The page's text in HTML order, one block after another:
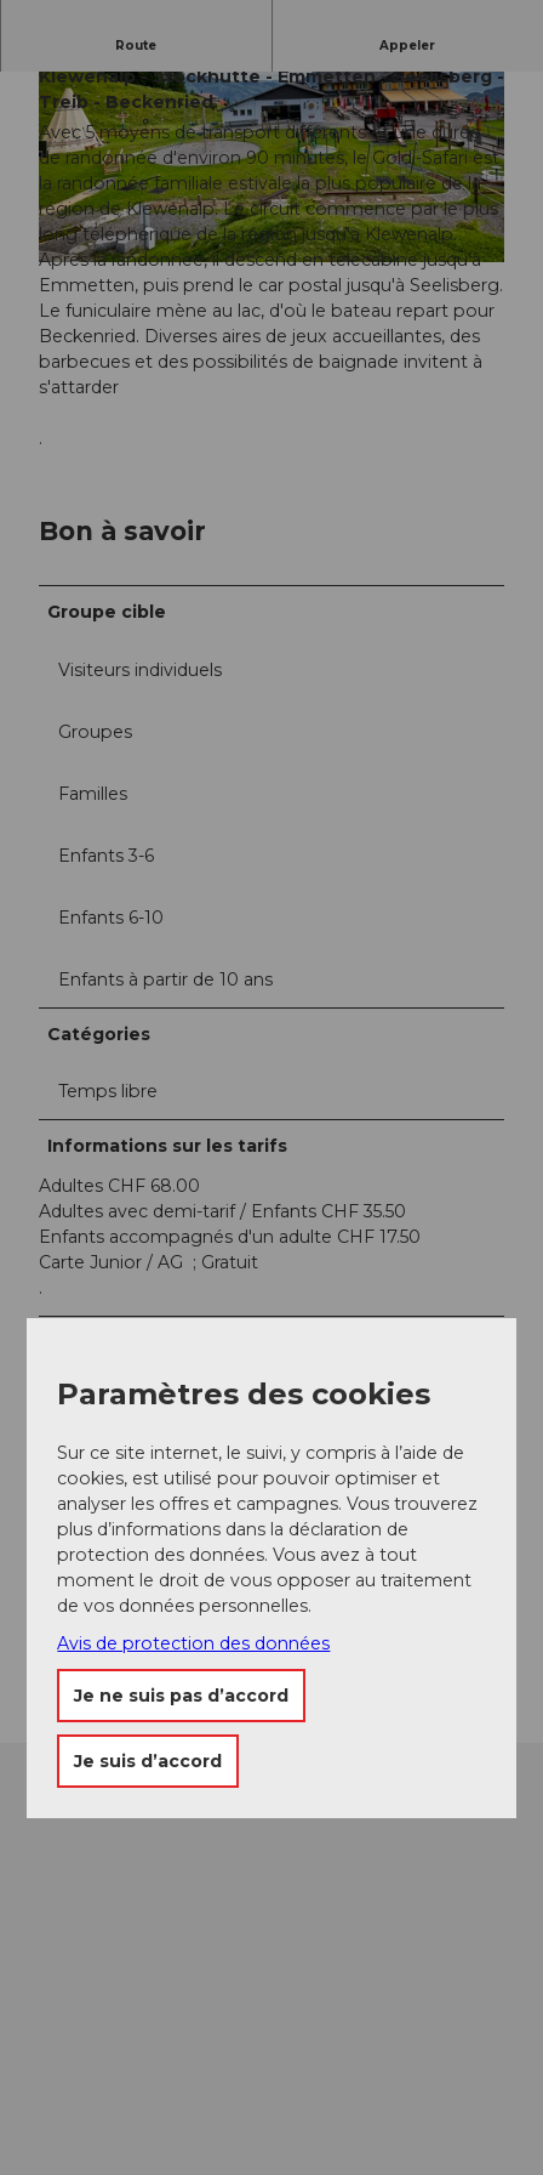
©CC-BY
©
Route Appeler
Le circuit familial très apprécié : Beckenried -
Klewenalp - Stockhütte - Emmetten - Seelisberg -
Treib - Beckenried.
Avec 5 moyens de transport différents et une durée
de randonnée d'environ 90 minutes, le Goldi-Safari est
la randonnée familiale estivale la plus populaire de la
région de Klewenalp. Le circuit commence par le plus
long téléphérique de la région jusqu'à Klewenalp.
Après la randonnée, il descend en télécabine jusqu'à
Emmetten, puis prend le car postal jusqu'à Seelisberg.
Le funiculaire mène au lac, d'où le bateau repart pour
Beckenried. Diverses aires de jeux accueillantes, des
barbecues et des possibilités de baignade invitent à
s'attarder
.
Bon à savoir
Groupe cible
Visiteurs individuels
Groupes
Familles
Enfants 3-6
Enfants 6-10
Enfants à partir de 10 ans
Catégories
Temps libre
Informations sur les tarifs
Adultes CHF 68.00
Adultes avec demi-tarif / Enfants CHF 35.50
Enfants accompagnés d'un adulte CHF 17.50
Carte Junior / AG ; Gratuit
.
Visa, Mastercard, Twint
Region Klewenalp-Vierwaldstättersee
Kirchweg 12
6375Beckenried
+41416246601
info@juiz.ch
Arrivée
Paramètres des cookies
Sur ce site internet, le suivi, y compris à l’aide de
cookies, est utilisé pour pouvoir optimiser et
analyser les offres et campagnes. Vous trouverez
plus d’informations dans la déclaration de
protection des données. Vous avez à tout
moment le droit de vous opposer au traitement
de vos données personnelles.
Avis de protection des données
Je ne suis pas d’accord
Je suis d’accord